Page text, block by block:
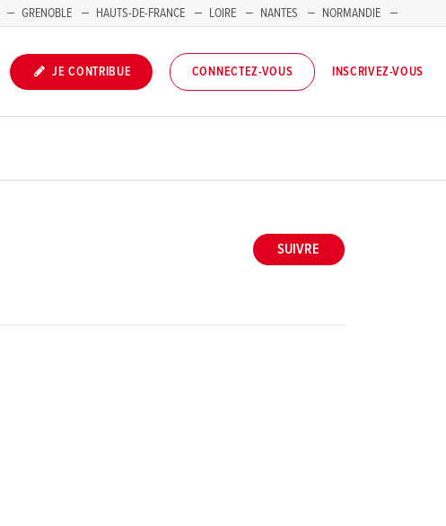
GRENOBLE HAUTS-DE-FRANCE LOIRE NANTES
NORMANDIE
JE CONTRIBUE CONNECTEZ-VOUS INSCRIVEZ-VOUS
SUIVRE